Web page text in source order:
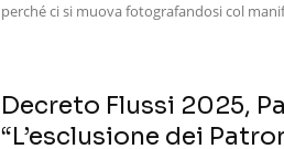
perché ci si muova fotografandosi col
Decreto Flussi 2025,
“L’esclusione dei